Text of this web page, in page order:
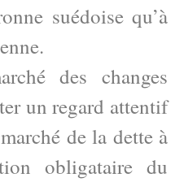
suédoise qu’à
des changes
un regard attentif
de la dette à
obligataire du